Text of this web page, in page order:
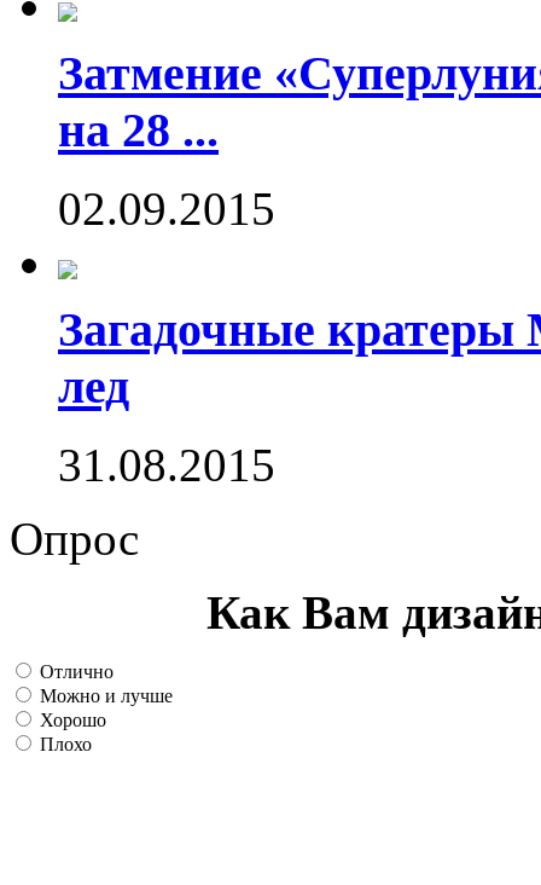
Затмение
на 28 ...
02.09.2015
Загадочные
лед
31.08.2015
Опрос
Как Вам
Отлично
Можно и лучше
Хорошо
Плохо